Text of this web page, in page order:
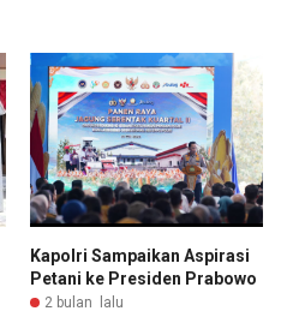
Kapolri Sampaikan Aspirasi
Petani ke Presiden Prabowo
2 bulan lalu